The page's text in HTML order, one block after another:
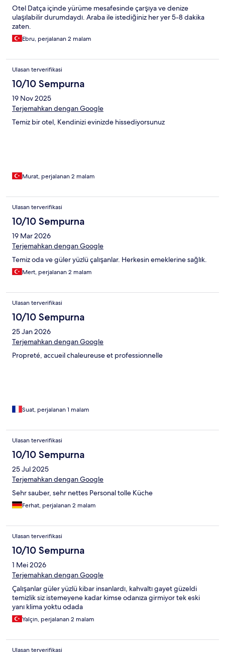
Otel Datça içinde yürüme mesafesinde çarşıya ve denize
ulaşılabilir durumdaydı. Araba ile istediğiniz her yer 5-8 dakika
zaten.
Ebru, perjalanan 2 malam
Ulasan terverifikasi
10/10 Sempurna
19 Nov 2025
Terjemahkan dengan Google
Temiz bir otel, Kendinizi evinizde hissediyorsunuz
Murat, perjalanan 2 malam
Ulasan terverifikasi
10/10 Sempurna
19 Mar 2026
Terjemahkan dengan Google
Temiz oda ve güler yüzlü çalışanlar. Herkesin emeklerine sağlık.
Mert, perjalanan 2 malam
Ulasan terverifikasi
10/10 Sempurna
25 Jan 2026
Terjemahkan dengan Google
Propreté, accueil chaleureuse et professionnelle
Suat, perjalanan 1 malam
Ulasan terverifikasi
10/10 Sempurna
25 Jul 2025
Terjemahkan dengan Google
Sehr sauber, sehr nettes Personal tolle Küche
Ferhat, perjalanan 2 malam
Ulasan terverifikasi
10/10 Sempurna
1 Mei 2026
Terjemahkan dengan Google
Çalışanlar güler yüzlü kibar insanlardı, kahvaltı gayet güzeldi
temizlik siz istemeyene kadar kimse odanıza girmiyor tek eski
yanı klima yoktu odada
Yalçın, perjalanan 2 malam
Ulasan terverifikasi